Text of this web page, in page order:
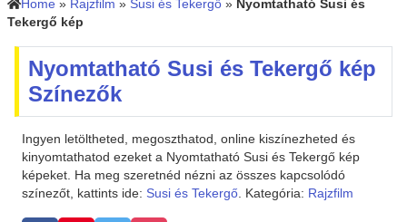
Home » Rajzfilm » Susi és Tekergő » Nyomtatható Susi és
Tekergő kép
Nyomtatható Susi és Tekergő kép
Színezők
Ingyen letöltheted, megoszthatod, online kiszínezheted és
kinyomtathatod ezeket a Nyomtatható Susi és Tekergő kép
képeket. Ha meg szeretnéd nézni az összes kapcsolódó
színezőt, kattints ide: Susi és Tekergő. Kategória: Rajzfilm